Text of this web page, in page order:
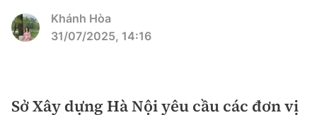
Thời sự
Xã hội
Khánh Hòa
31/07/2025, 14:16
Sở Xây dựng Hà Nội yêu cầu các đơn vị